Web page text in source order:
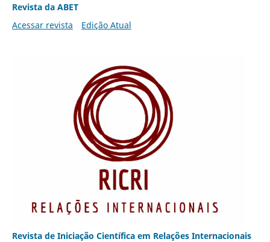
Revista da ABET
Acessar revista
Edição Atual
Revista de Iniciação Científica em Relações Internacionais